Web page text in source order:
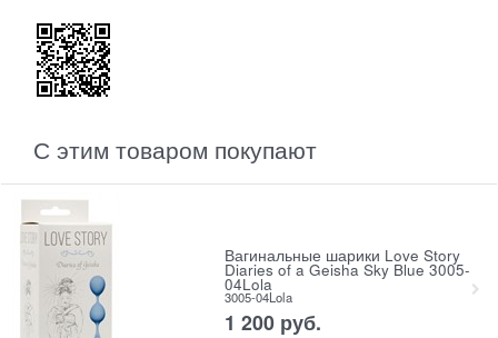
С этим товаром покупают
Вагинальные шарики Love Story
Diaries of a Geisha Sky Blue 3005-
04Lola
3005-04Lola
1 200 руб.